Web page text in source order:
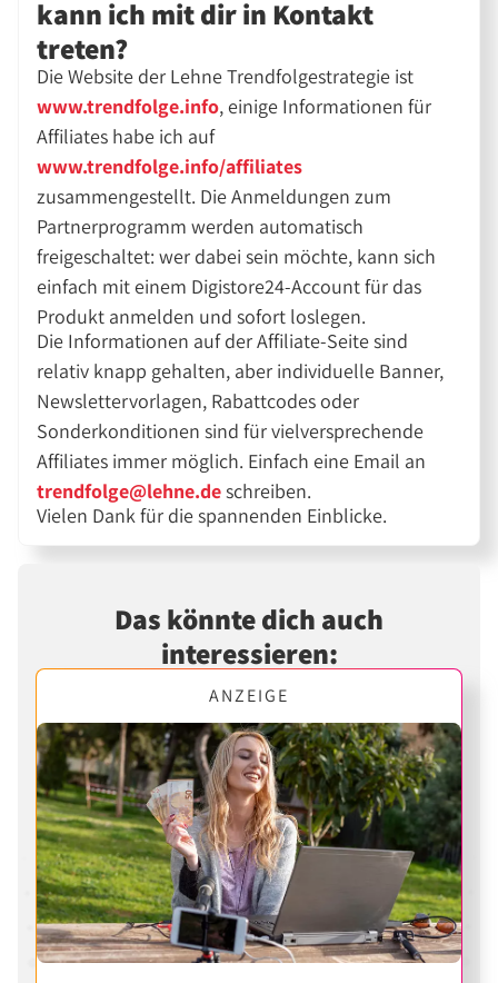
kann ich mit dir in Kontakt
treten?
Die Website der Lehne Trendfolgestrategie ist
www.trendfolge.info, einige Informationen für
Affiliates habe ich auf
www.trendfolge.info/affiliates
zusammengestellt. Die Anmeldungen zum
Partnerprogramm werden automatisch
freigeschaltet: wer dabei sein möchte, kann sich
einfach mit einem Digistore24-Account für das
Produkt anmelden und sofort loslegen.
Die Informationen auf der Affiliate-Seite sind
relativ knapp gehalten, aber individuelle Banner,
Newslettervorlagen, Rabattcodes oder
Sonderkonditionen sind für vielversprechende
Affiliates immer möglich. Einfach eine Email an
trendfolge@lehne.deschreiben.
Vielen Dank für die spannenden Einblicke.
Das könnte dich auch
interessieren:
ANZEIGE